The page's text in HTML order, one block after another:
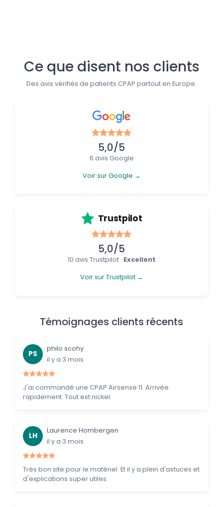
Ce que disent nos clients
Des avis vérifiés de patients CPAP partout en Europe.
5,0/5
6 avis Google
Voir sur Google →
Trustpilot
5,0/5
10 avis Trustpilot · Excellent
Voir sur Trustpilot →
Témoignages clients récents
PS
philo scohy
il y a 3 mois
J'ai commandé une CPAP Airsense 11. Arrivée
rapidement. Tout est nickel.
LH
Laurence Hombergen
il y a 3 mois
Très bon site pour le matériel. Et il y a plein d'astuces et
d'explications super utiles.